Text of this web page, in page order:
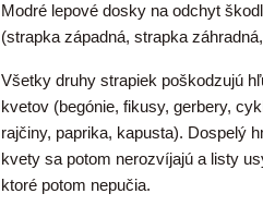
Modré lepové dosky na odchyt
(strapka západná, strapka
Všetky druhy strapiek poškodzujú
kvetov (begónie, fikusy, gerbery,
rajčiny, paprika, kapusta). Dospelý
kvety sa potom nerozvíjajú a listy
ktoré potom nepučia.